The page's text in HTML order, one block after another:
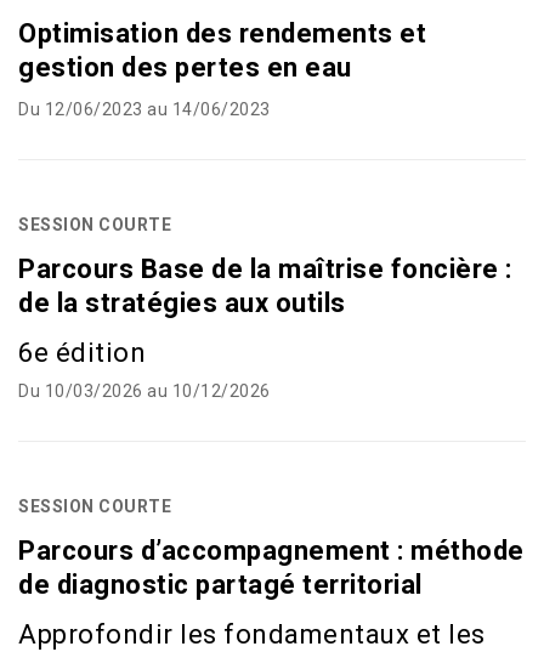
Optimisation des rendements et
gestion des pertes en eau
Du 12/06/2023 au 14/06/2023
SESSION COURTE
Parcours Base de la maîtrise foncière :
de la stratégies aux outils
6e édition
Du 10/03/2026 au 10/12/2026
SESSION COURTE
Parcours d’accompagnement : méthode
de diagnostic partagé territorial
Approfondir les fondamentaux et les